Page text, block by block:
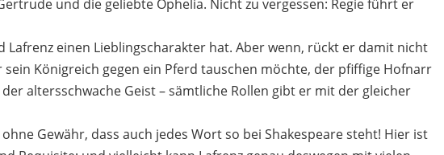
und die geliebte Ophelia. Nicht zu vergessen: Regie führt er
Lafrenz einen Lieblingscharakter hat. Aber wenn, rückt er damit nicht
Königreich gegen ein Pferd tauschen möchte, der pfiffige Hofnarr
altersschwache Geist – sämtliche Rollen gibt er mit der gleicher
Gewähr, dass auch jedes Wort so bei Shakespeare steht! Hier ist